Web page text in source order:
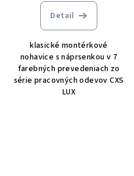
Detail
klasické montérkové
nohavice s náprsenkou v 7
farebných prevedeniach zo
série pracovných odevov CXS
LUX